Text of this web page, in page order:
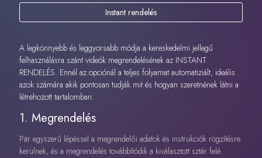
Instant rendelés
A legkönnyebb és leggyorsabb módja a kereskedelmi jellegű
felhasználásra szánt videók megrendelésének az INSTANT
RENDELÉS. Ennél az opciónál a teljes folyamat automatiziált, ideális
azok számára akik pontosan tudják mit és hogyan szeretnének látni a
létrehozott tartalomban.
1. Megrendelés
Pár egyszerű lépéssel a megrendelői adatok és instrukciók rögzítésre
kerülnek, és a megrendelés továbbítódik a kiválasztott sztár felé.